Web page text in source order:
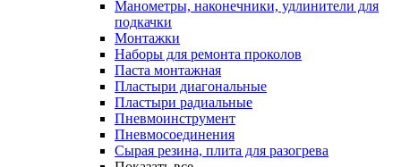
Манометры, наконечники, удлинители для
подкачки
Монтажки
Наборы для ремонта проколов
Паста монтажная
Пластыри диагональные
Пластыри радиальные
Пневмоинструмент
Пневмосоединения
Сырая резина, плита для разогрева